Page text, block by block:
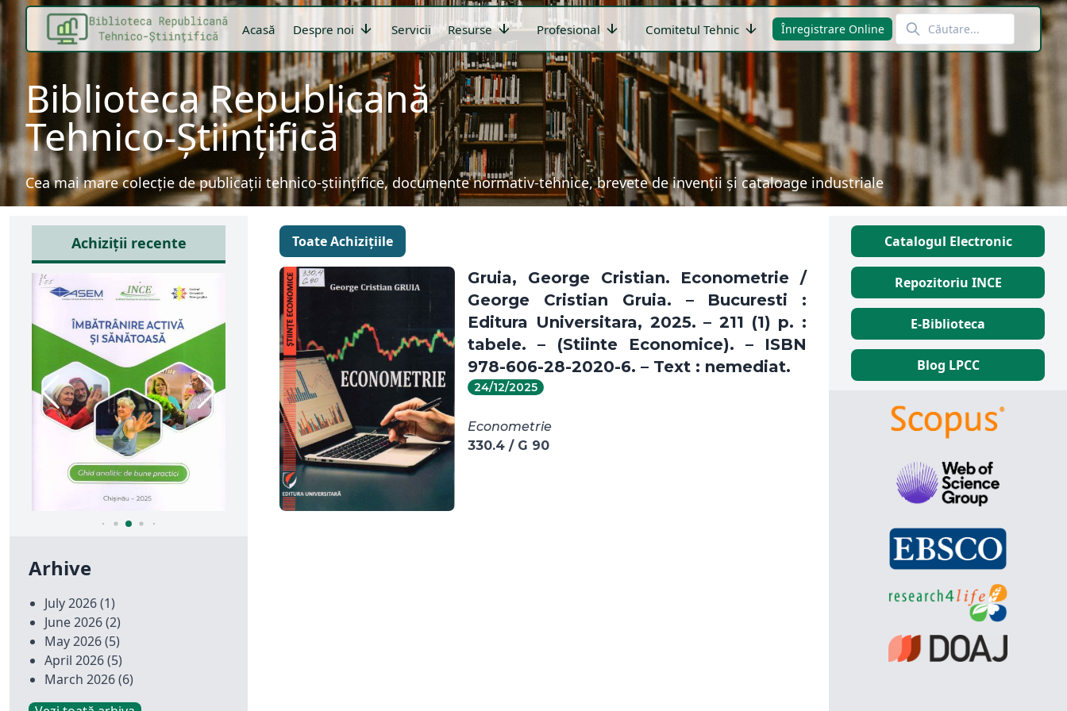
Acasă Despre noi arrow_downward Servicii Resurse arrow_downward Profesional arrow_downward Comitetul Tehnic arrow_downward Înregistrare Online
Biblioteca Republicană
Tehnico-Științifică
Cea mai mare colecție de publicații tehnico-științifice, documente normativ-tehnice, brevete de invenții și cataloage industriale
Achiziții recente
Arhive
July 2026(1)
June 2026(2)
May 2026(5)
April 2026(5)
March 2026(6)
Toate Achizițiile
Gruia, George Cristian. Econometrie /
George Cristian Gruia. – Bucuresti :
Editura Universitara, 2025. – 211 (1) p. :
tabele. – (Stiinte Economice). – ISBN
978-606-28-2020-6. – Text : nemediat.
24/12/2025
Econometrie
330.4 / G 90
Catalogul Electronic
Repozitoriu INCE
E-Biblioteca
Blog LPCC